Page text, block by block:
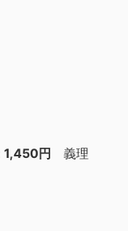
1,450円 義理